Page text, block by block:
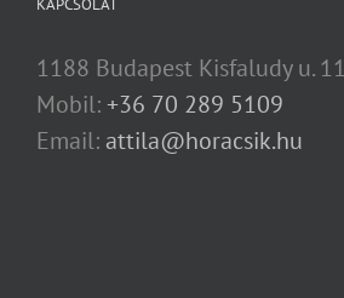
KAPCSOLAT
1188 Budapest Kisfaludy u.
Mobil:+36 70 289 5109
Email: attila@horacsik.hu